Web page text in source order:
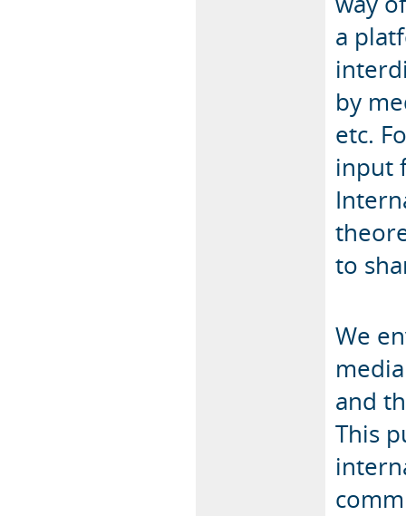
a
by
etc.
input
to
We
and
This